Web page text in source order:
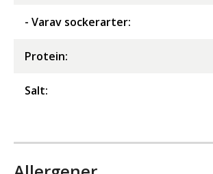
- Varav sockerarter:
Protein:
Salt: